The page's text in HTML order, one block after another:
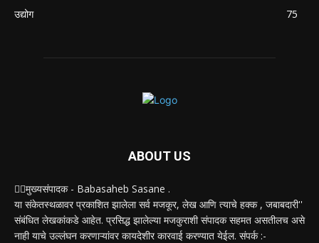
उद्योग
75
ABOUT US
✍🏻मुख्यसंपादक - Babasaheb Sasane .
या संकेतस्थळावर प्रकाशित झालेला सर्व मजकूर, लेख आणि त्याचे हक्क , जबाबदारी''
संबंधित लेखकांकडे आहेत. प्रसिद्ध झालेल्या मजकुराशी संपादक सहमत असतीलच असे
नाही याचे उल्लंघन करणाऱ्यांवर कायदेशीर कारवाई करण्यात येईल. संपर्क :-